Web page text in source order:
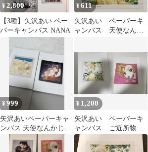
¥2,800
【3種】矢沢あい ペー
パーキャンバス NANA
¥611
矢沢あい ペーパーキ
ャンバス 天使なんか
¥999
矢沢あいペーパーキャ
ンバス 天使なんかじゃ
ない2 枚セット
¥ 1,200
矢沢あい ペーパーキ
ャンバス ご近所物
語 天使なんかじゃ
ない